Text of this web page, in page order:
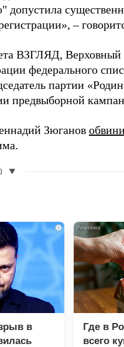
допустила
–
ВЗГЛЯД, Верховный
федерального
партии
предвыборной
Зюганов
▼
i
в
Где в
всего